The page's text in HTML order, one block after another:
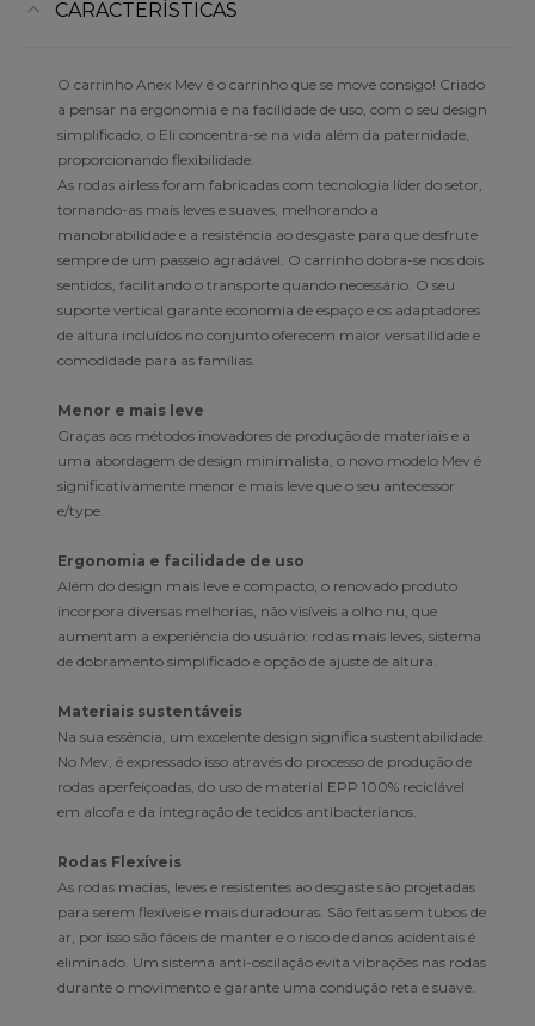
CARACTERÍSTICAS
O carrinho Anex Mev é o carrinho que se move consigo! Criado
a pensar na ergonomia e na facilidade de uso, com o seu design
simplificado, o Eli concentra-se na vida além da paternidade,
proporcionando flexibilidade.
As rodas airless foram fabricadas com tecnologia líder do setor,
tornando-as mais leves e suaves, melhorando a
manobrabilidade e a resistência ao desgaste para que desfrute
sempre de um passeio agradável. O carrinho dobra-se nos dois
sentidos, facilitando o transporte quando necessário. O seu
suporte vertical garante economia de espaço e os adaptadores
de altura incluídos no conjunto oferecem maior versatilidade e
comodidade para as famílias.
Menor e mais leve
Graças aos métodos inovadores de produção de materiais e a
uma abordagem de design minimalista, o novo modelo Mev é
significativamente menor e mais leve que o seu antecessor
e/type.
Ergonomia e facilidade de uso
Além do design mais leve e compacto, o renovado produto
incorpora diversas melhorias, não visíveis a olho nu, que
aumentam a experiência do usuário: rodas mais leves, sistema
de dobramento simplificado e opção de ajuste de altura.
Materiais sustentáveis
Na sua essência, um excelente design significa sustentabilidade.
No Mev, é expressado isso através do processo de produção de
rodas aperfeiçoadas, do uso de material EPP 100% reciclável
em alcofa e da integração de tecidos antibacterianos.
Rodas Flexíveis
As rodas macias, leves e resistentes ao desgaste são projetadas
para serem flexíveis e mais duradouras. São feitas sem tubos de
ar, por isso são fáceis de manter e o risco de danos acidentais é
eliminado. Um sistema anti-oscilação evita vibrações nas rodas
durante o movimento e garante uma condução reta e suave.